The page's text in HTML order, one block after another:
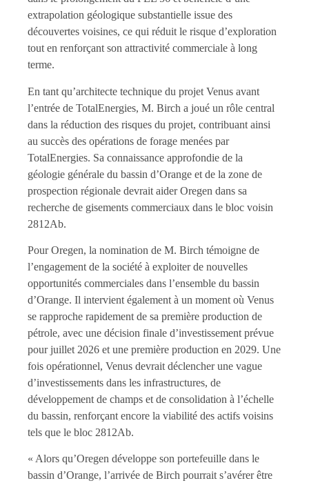
extrapolation géologique substantielle issue des
découvertes voisines, ce qui réduit le risque d’exploration
tout en renforçant son attractivité commerciale à long
terme.
En tant qu’architecte technique du projet Venus avant
l’entrée de TotalEnergies, M. Birch a joué un rôle central
dans la réduction des risques du projet, contribuant ainsi
au succès des opérations de forage menées par
TotalEnergies. Sa connaissance approfondie de la
géologie générale du bassin d’Orange et de la zone de
prospection régionale devrait aider Oregen dans sa
recherche de gisements commerciaux dans le bloc voisin
2812Ab.
Pour Oregen, la nomination de M. Birch témoigne de
l’engagement de la société à exploiter de nouvelles
opportunités commerciales dans l’ensemble du bassin
d’Orange. Il intervient également à un moment où Venus
se rapproche rapidement de sa première production de
pétrole, avec une décision finale d’investissement prévue
pour juillet 2026 et une première production en 2029. Une
fois opérationnel, Venus devrait déclencher une vague
d’investissements dans les infrastructures, de
développement de champs et de consolidation à l’échelle
du bassin, renforçant encore la viabilité des actifs voisins
tels que le bloc 2812Ab.
« Alors qu’Oregen développe son portefeuille dans le
bassin d’Orange, l’arrivée de Birch pourrait s’avérer être